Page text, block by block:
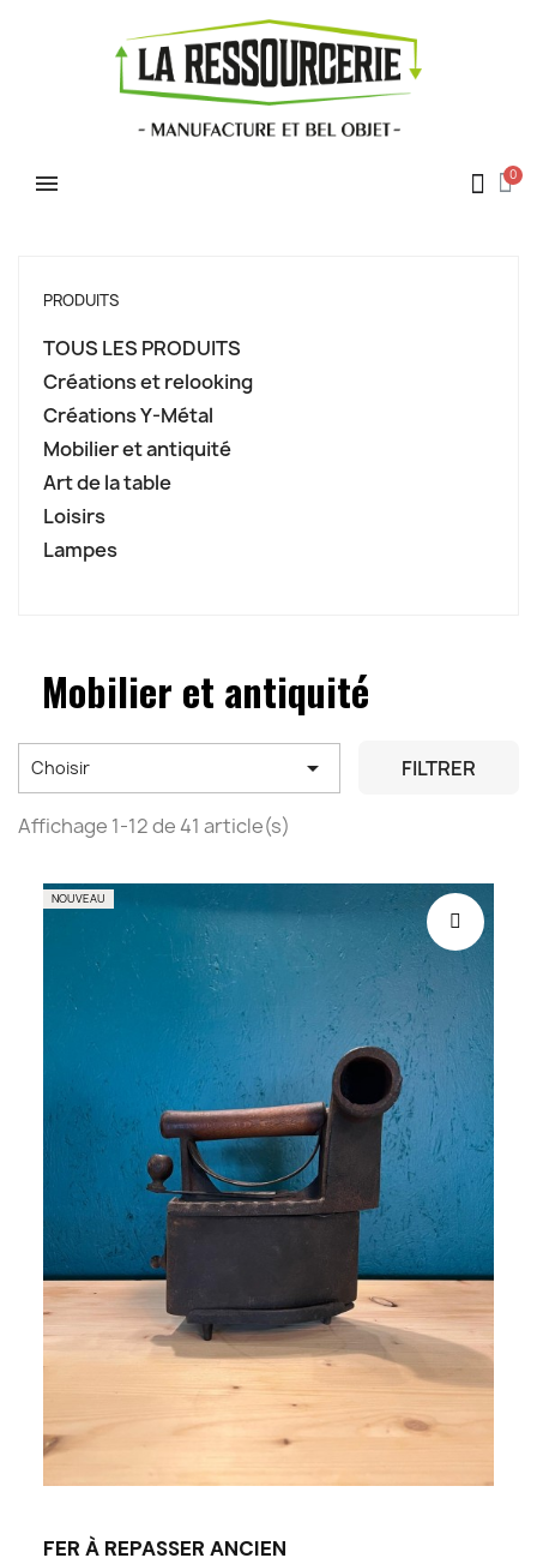
PRODUITS
TOUS LES PRODUITS
Créations et relooking
Créations Y-Métal
Mobilier et antiquité
Art de la table
Loisirs
Lampes
Mobilier et antiquité
Choisir  FILTRER
Affichage 1-12 de 41 article(s)
FER À REPASSER ANCIEN
NOUVEAU